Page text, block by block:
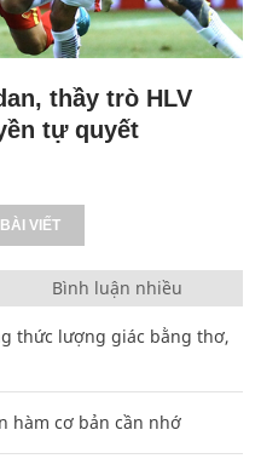
thầy trò HLV
tự quyết
VIẾT
Bình luận nhiều
thức lượng giác bằng thơ,
hàm cơ bản cần nhớ